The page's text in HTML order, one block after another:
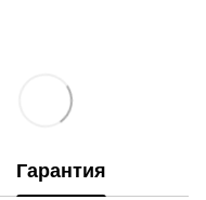
Гарантия